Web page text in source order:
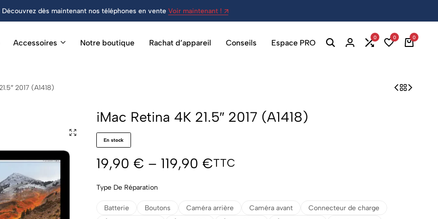
Découvrez dès maintenant nos téléphones en vente Voir maintenant !
Accessoires Notre boutique Rachat d’appareil Conseils Espace PRO
0 0 0
2017 (A1418)
iMac Retina 4K 21.5″ 2017 (A1418)
En stock
19,90 € – 119,90 €TTC
Type De Réparation
Batterie Boutons Caméra arrière Caméra avant
Connecteur de charge